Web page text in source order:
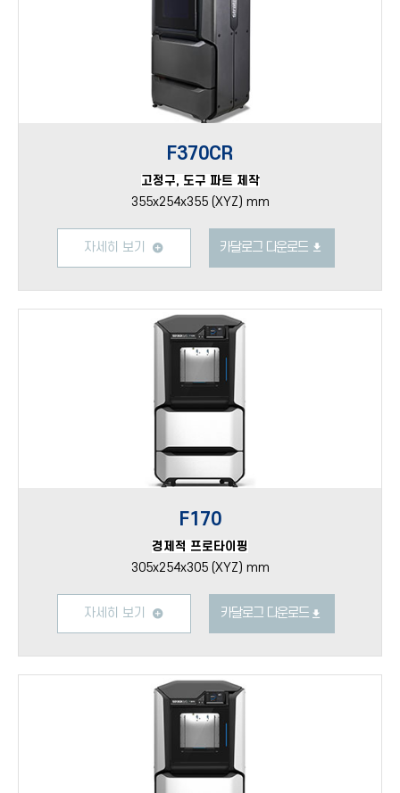
F370CR
고정구, 도구 파트 제작
355x254x355 (XYZ) mm
자세히 보기 카달로그 다운로드
F170
경제적 프로타이핑
305x254x305 (XYZ) mm
자세히 보기 카달로그 다운로드